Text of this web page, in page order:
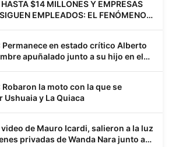
$14 MILLONES Y EMPRESAS
EMPLEADOS: EL FENÓMENO
Permanece en estado crítico Alberto
apuñalado junto a su hijo en el
Robaron la moto con la que se
Ushuaia y La Quiaca
de Mauro Icardi, salieron a la luz
privadas de Wanda Nara junto a